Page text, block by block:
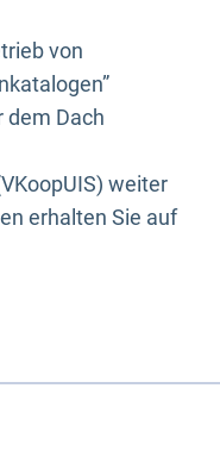
von
dem Dach
weiter
erhalten Sie auf